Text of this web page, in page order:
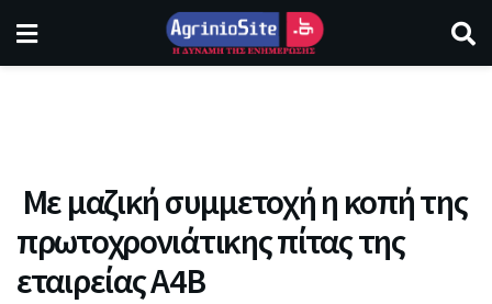
Με μαζική συμμετοχή η κοπή της
πρωτοχρονιάτικης πίτας της
εταιρείας Α4Β